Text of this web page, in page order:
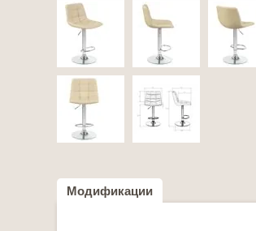
Модификации